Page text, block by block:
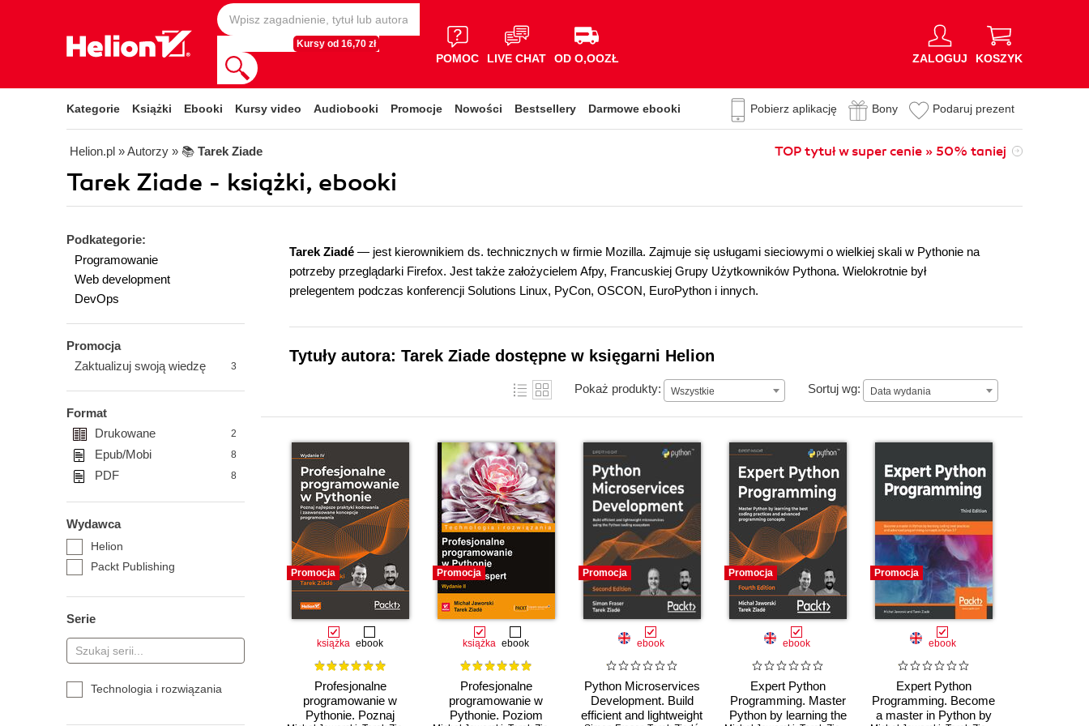
Kursy od 16,70 zł
POMOC LIVE CHAT OD O,OOZŁ ZALOGUJ KOSZYK
Kategorie Książki Ebooki Kursy video Audiobooki Promocje Nowości Bestsellery Darmowe ebooki Pobierz aplikację Bony Podaruj prezent
Helion.pl » Autorzy » 📚 Tarek Ziade TOP tytuł w super cenie » 50% taniej
Tarek Ziade - książki, ebooki
Podkategorie:
Programowanie
Web development
DevOps
Promocja
Zaktualizuj swoją wiedzę
3
Format
Drukowane
2
Epub/Mobi 8
PDF 8
Wydawca
Helion
Packt Publishing
Serie
Technologia i rozwiązania
Tarek Ziadé — jest kierownikiem ds. technicznych w firmie Mozilla. Zajmuje się usługami sieciowymi o wielkiej skali w Pythonie na
potrzeby przeglądarki Firefox. Jest także założycielem Afpy, Francuskiej Grupy Użytkowników Pythona. Wielokrotnie był
prelegentem podczas konferencji Solutions Linux, PyCon, OSCON, EuroPython i innych.
Tytuły autora: Tarek Ziade dostępne w księgarni Helion
Pokaż produkty: Wszystkie Sortuj wg: Data wydania
Data wydania
Promocja
książka ebook
Profesjonalne
programowanie w
Pythonie. Poznaj
Promocja
książka ebook
Profesjonalne
programowanie w
Pythonie. Poziom
Promocja
ebook
Python Microservices
Development. Build
efficient and lightweight
Promocja
ebook
Expert Python
Programming. Master
Python by learning the
Promocja
ebook
Expert Python
Programming. Become
a master in Python by